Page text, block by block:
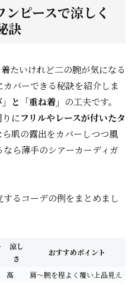
ピースで涼しく
訣
たいけれど二の腕が気になる
バーできる秘訣を紹介しま
と「重ね着」 の工夫です。
にフリルやレースが付いたタ
ら肌の露出をカバーしつつ風
ら薄手のシアーカーディガ
るコーデの例をまとめまし
涼し
さ
おすすめポイント
高 肩〜腕を程よく覆い上品見え